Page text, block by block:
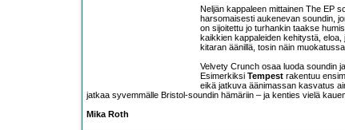
Neljän kappaleen mittainen The EP
harsomaisesti aukenevan soundin,
on sijoitettu jo turhankin taakse
kaikkien kappaleiden kehitystä, eloa,
kitaran äänillä, tosin näin
Velvety Crunch osaa luoda soundin
Esimerkiksi Tempest rakentuu
eikä jatkuva äänimassan kasvatus
jatkaa syvemmälle Bristol-soundin hämäriin – ja kenties vielä
Mika Roth